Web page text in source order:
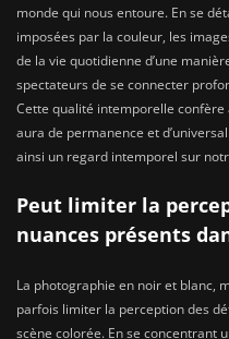
monde qui nous entoure. En se
imposées par la couleur, les
de la vie quotidienne d’une
spectateurs de se connecter
Cette qualité intemporelle
aura de permanence et
ainsi un regard intemporel sur
Peut limiter la
nuances présents
La photographie en noir et blanc,
parfois limiter la perception des
scène colorée. En se concentrant